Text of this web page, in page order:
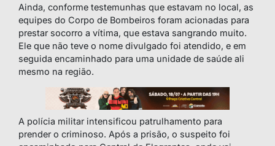
Ainda, conforme testemunhas que estavam no local, as
equipes do Corpo de Bombeiros foram acionadas para
prestar socorro a vítima, que estava sangrando muito.
Ele que não teve o nome divulgado foi atendido, e em
seguida encaminhado para uma unidade de saúde ali
mesmo na região.
A polícia militar intensificou patrulhamento para
prender o criminoso. Após a prisão, o suspeito foi